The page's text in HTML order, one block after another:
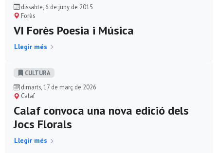
dissabte, 6 de juny de 2015
Forès
VI Forès Poesia i Música
Llegir més
CULTURA
dimarts, 17 de març de 2026
Calaf
Calaf convoca una nova edició dels
Jocs Florals
Llegir més